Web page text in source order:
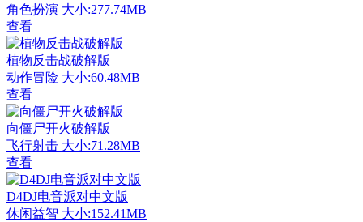
角色扮演 大小:277.74MB
查看
植物反击战破解版
动作冒险 大小:60.48MB
查看
向僵尸开火破解版
飞行射击 大小:71.28MB
查看
D4DJ电音派对中文版
休闲益智 大小:152.41MB